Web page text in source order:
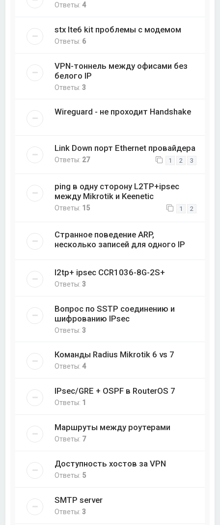
Ответы:4
stx lte6 kit проблемы с модемом
Ответы: 6
VPN-тоннель между офисами без
белого IP
Ответы:3
Wireguard - не проходит Handshake
Link Down порт Ethernet провайдера
Ответы: 27 1 2 3
ping в одну сторону L2TP+ipsec
между Mikrotik и Keenetic
Ответы: 15 1 2
Странное поведение ARP,
несколько записей для одного IP
l2tp+ ipsec CCR1036-8G-2S+
Ответы:3
Вопрос по SSTP соединению и
шифрованию IPsec
Ответы:3
Команды Radius Mikrotik 6 vs 7
Ответы:4
IPsec/GRE + OSPF в RouterOS 7
Ответы: 1
Маршруты между роутерами
Ответы: 7
Доступность хостов за VPN
Ответы: 5
SMTP server
Ответы:3